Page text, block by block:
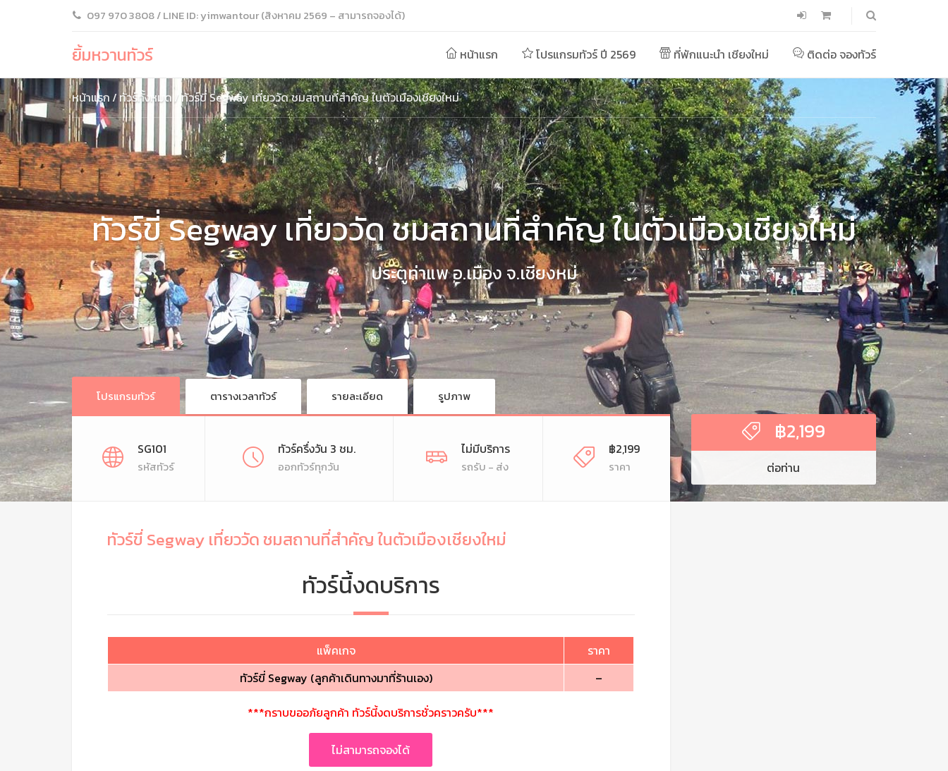
097 970 3808 / LINE ID: yimwantour (สิงหาคม 2569 – สามารถจองได้)
ยิ้มหวานทัวร์ หน้าแรก โปรแกรมทัวร์ ปี 2569 ที่พักแนะนำ เชียงใหม่ ติดต่อ จองทัวร์
หน้าแรก ทัวร์ทั้งหมด ทัวร์ขี่ Segway เที่ยววัด ชมสถานที่สำคัญ ในตัวเมืองเชียงใหม่
ทัวร์ขี่ Segway เที่ยววัด ชมสถานที่สำคัญ ในตัวเมืองเชียงใหม่
ประตูท่าแพ อ.เมือง จ.เชียงหม่
โปรแกรมทัวร์ ตารางเวลาทัวร์ รายละเอียด รูปภาพ
SG101
รหัสทัวร์
ทัวร์ครึ่งวัน 3 ชม.
ออกทัวร์ทุกวัน
ไม่มีบริการ
รถรับ - ส่ง
฿2,199
ราคา
ทัวร์ขี่ Segway เที่ยววัด ชมสถานที่สำคัญ ในตัวเมืองเชียงใหม่
ทัวร์นี้งดบริการ
แพ็คเกจ
ราคา
ทัวร์ขี่ Segway (ลูกค้าเดินทางมาที่ร้านเอง)
–
***กราบขออภัยลูกค้า ทัวร์นี้งดบริการชั่วคราวครับ***
ไม่สามารถจองได้
฿2,199
ต่อท่าน